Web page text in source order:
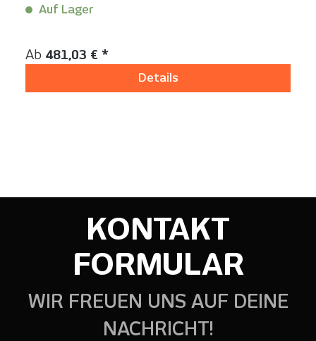
Auf Lager
Regulärer Preis:
Ab 481,03 € *
Details
KONTAKT
FORMULAR
WIR FREUEN UNS AUF DEINE
NACHRICHT!